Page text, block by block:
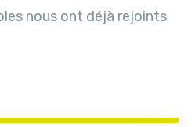
nous ont déjà rejoints